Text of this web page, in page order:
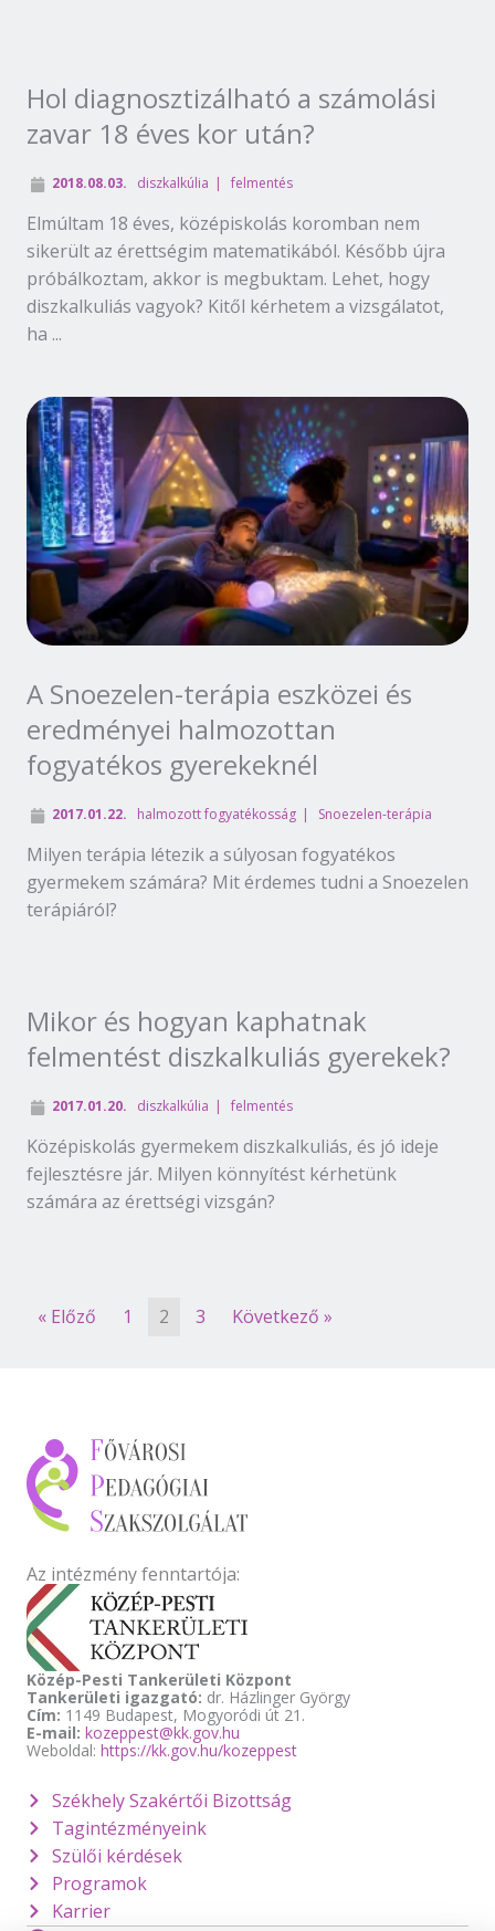
Hol diagnosztizálható a számolási
zavar 18 éves kor után?
2018.08.03. diszkalkúlia felmentés
Elmúltam 18 éves, középiskolás koromban nem
sikerült az érettségim matematikából. Később újra
próbálkoztam, akkor is megbuktam. Lehet, hogy
diszkalkuliás vagyok? Kitől kérhetem a vizsgálatot,
ha ...
A Snoezelen-terápia eszközei és
eredményei halmozottan
fogyatékos gyerekeknél
2017.01.22. halmozott fogyatékosság Snoezelen-terápia
Milyen terápia létezik a súlyosan fogyatékos
gyermekem számára? Mit érdemes tudni a Snoezelen
terápiáról?
Mikor és hogyan kaphatnak
felmentést diszkalkuliás gyerekek?
2017.01.20. diszkalkúlia felmentés
Középiskolás gyermekem diszkalkuliás, és jó ideje
fejlesztésre jár. Milyen könnyítést kérhetünk
számára az érettségi vizsgán?
« Előző 1 2 3 Következő »
Az intézmény fenntartója:
Közép-Pesti Tankerületi Központ
Tankerületi igazgató: dr. Házlinger György
Cím: 1149 Budapest, Mogyoródi út 21.
E-mail: kozeppest@kk.gov.hu
Weboldal: https://kk.gov.hu/kozeppest
Székhely Szakértői Bizottság
Tagintézményeink
Szülői kérdések
Programok
Karrier